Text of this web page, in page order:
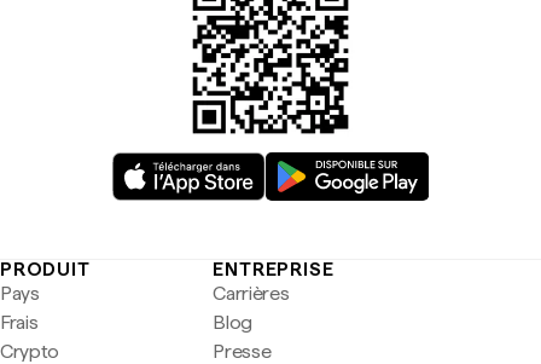
PRODUIT
Pays
Frais
Crypto
ENTREPRISE
Carrières
Blog
Presse